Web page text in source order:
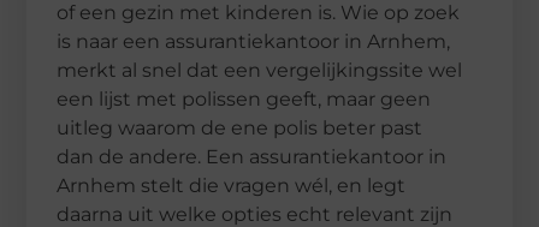
of een gezin met kinderen is. Wie op zoek
is naar een assurantiekantoor in Arnhem,
merkt al snel dat een vergelijkingssite wel
een lijst met polissen geeft, maar geen
uitleg waarom de ene polis beter past
dan de andere. Een assurantiekantoor in
Arnhem stelt die vragen wél, en legt
daarna uit welke opties echt relevant zijn